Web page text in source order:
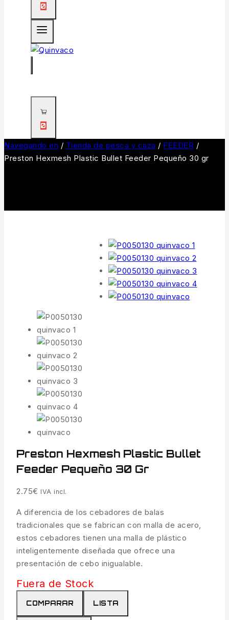
0
0
Navegando en / Tienda de pesca y caza / FEEDER /
Preston Hexmesh Plastic Bullet Feeder Pequeño 30 gr
Preston Hexmesh Plastic Bullet
Feeder Pequeño 30 Gr
2.75€ IVA incl.
A diferencia de los cebadores de balas
tradicionales que se fabrican con malla de acero,
estos cebadores tienen una malla de plástico
inteligentemente diseñada que ofrece una
presentación de cebo inigualable.
Fuera de Stock
COMPARAR LISTA